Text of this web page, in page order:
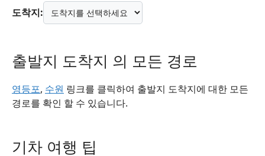
도착지:
출발지 도착지 의 모든 경로
영등포, 수원 링크를 클릭하여 출발지 도착지에 대한 모든
경로를 확인 할 수 있습니다.
기차 여행 팁